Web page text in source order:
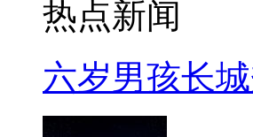
热点新闻
六岁男孩长